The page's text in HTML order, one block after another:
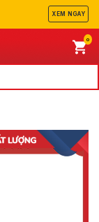
XEM NGAY
0